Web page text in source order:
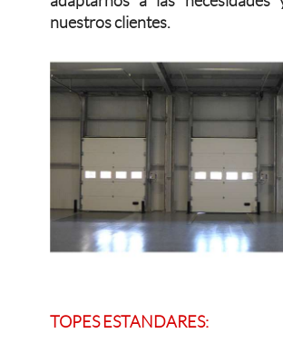
nuestros clientes.
TOPES ESTANDARES: